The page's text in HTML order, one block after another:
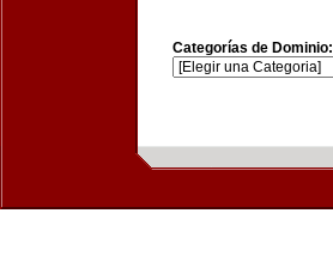
Categorías de Dominio: